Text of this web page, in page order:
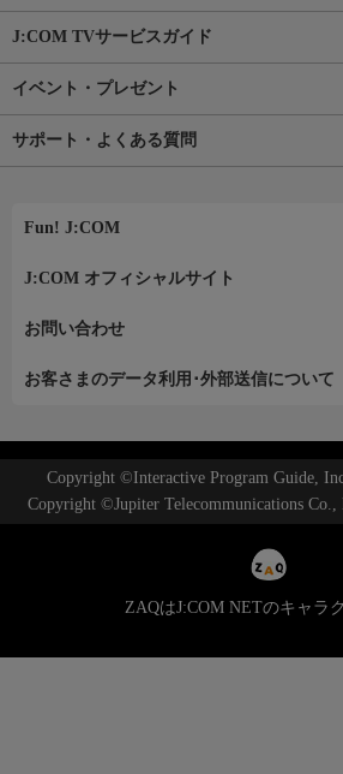
J:COM TVサービスガイド
イベント・プレゼント
サポート・よくある質問
Fun! J:COM
J:COM オフィシャルサイト
お問い合わせ
お客さまのデータ利用･外部送信について
Copyright ©Interactive Program Guide,
Copyright ©Jupiter Telecommunications Co.,
ZAQはJ:COM NETのキャラ